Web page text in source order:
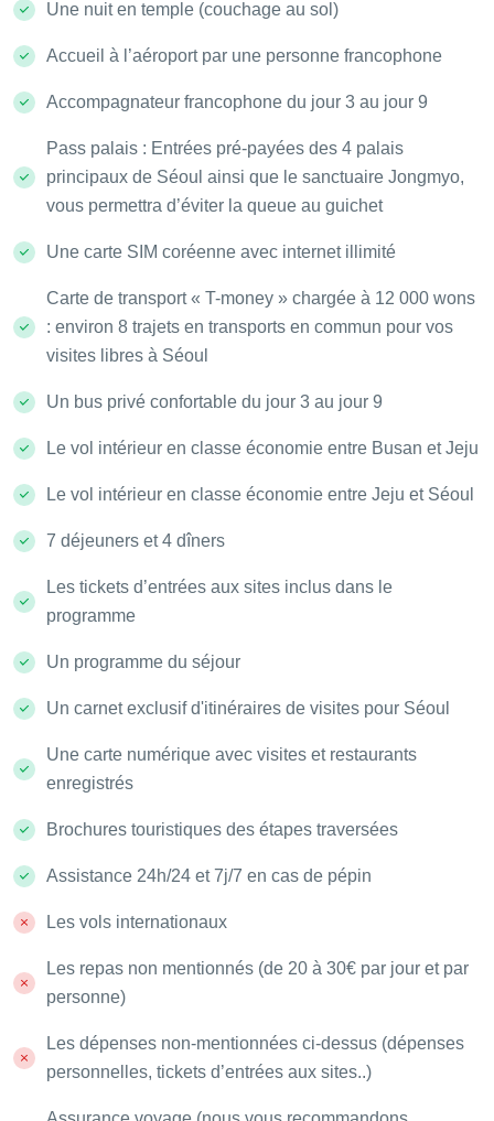
Une nuit en temple (couchage au sol)
Accueil à l’aéroport par une personne francophone
Accompagnateur francophone du jour 3 au jour 9
Pass palais : Entrées pré-payées des 4 palais
principaux de Séoul ainsi que le sanctuaire Jongmyo,
vous permettra d’éviter la queue au guichet
Une carte SIM coréenne avec internet illimité
Carte de transport « T-money » chargée à 12 000 wons
: environ 8 trajets en transports en commun pour vos
visites libres à Séoul
Un bus privé confortable du jour 3 au jour 9
Le vol intérieur en classe économie entre Busan et Jeju
Le vol intérieur en classe économie entre Jeju et Séoul
7 déjeuners et 4 dîners
Les tickets d’entrées aux sites inclus dans le
programme
Un programme du séjour
Un carnet exclusif d'itinéraires de visites pour Séoul
Une carte numérique avec visites et restaurants
enregistrés
Brochures touristiques des étapes traversées
Assistance 24h/24 et 7j/7 en cas de pépin
Les vols internationaux
Les repas non mentionnés (de 20 à 30€ par jour et par
personne)
Les dépenses non-mentionnées ci-dessus (dépenses
personnelles, tickets d’entrées aux sites..)